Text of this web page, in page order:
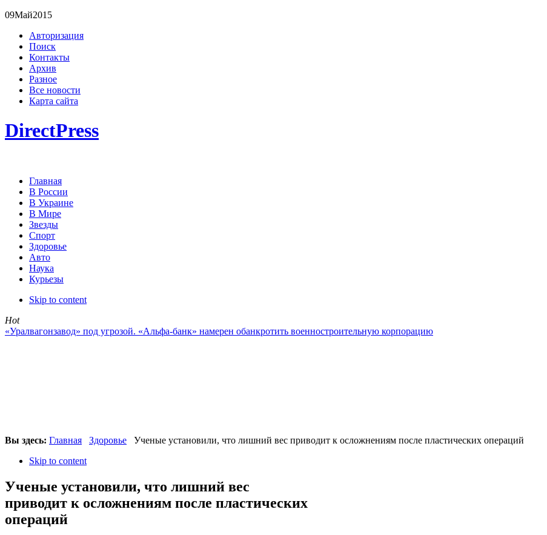
09Май2015
Авторизация
Поиск
Контакты
Архив
Разное
Все новости
Карта сайта
DirectPress
Главная
В России
В Украине
В Мире
Звезды
Спорт
Здоровье
Авто
Наука
Курьезы
Skip to content
Hot
«Уралвагонзавод» под угрозой. «Альфа-банк» намерен обанкротить военностроительную корпорацию
Вы здесь: Главная Здоровье
Ученые установили, что лишний вес приводит к осложнениям после пластических операций
Skip to content
Ученые установили, что лишний вес
приводит к осложнениям после пластических
операций